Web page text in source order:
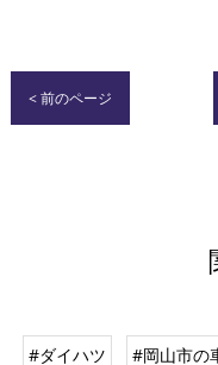
< 前のページ
#ダイハツ #岡山市の